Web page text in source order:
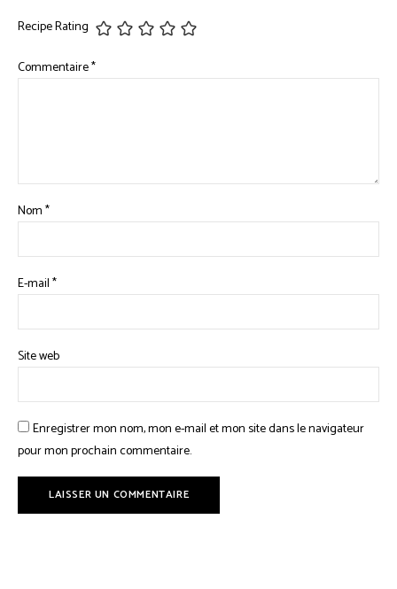
Recipe Rating
Commentaire*
Nom*
E-mail*
Site web
Enregistrer mon nom, mon e-mail et mon site dans le navigateur
pour mon prochain commentaire.